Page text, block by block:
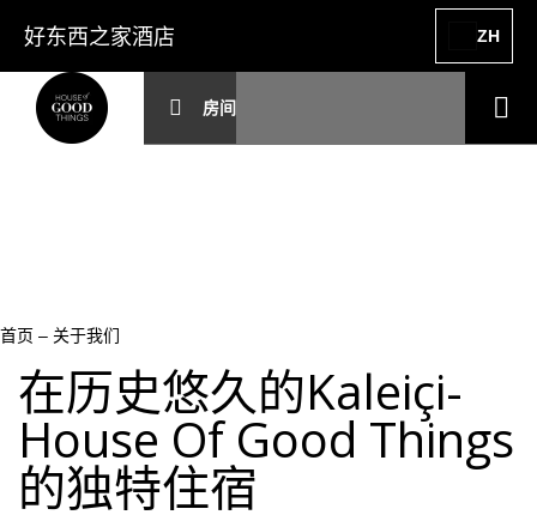
好东西之家酒店 ZH
房间
首页 – 关于我们
在历史悠久的Kaleiçi-
House Of Good Things
的独特住宿